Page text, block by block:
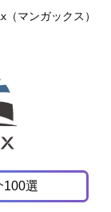
マンガックス）
100選